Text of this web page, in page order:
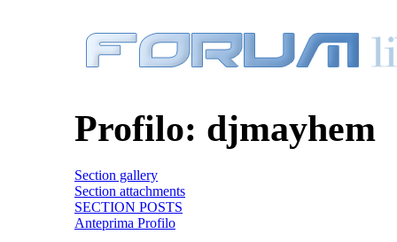
Profilo: djmayhem
Section gallery
Section attachments
SECTION POSTS
Anteprima Profilo